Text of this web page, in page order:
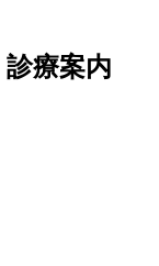
診療案内